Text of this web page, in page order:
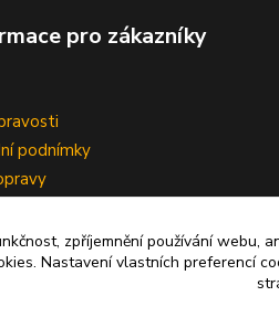
pro zákazníky
podnímky
smlouvy
zpříjemnění používání webu,
Nastavení vlastních preferencí